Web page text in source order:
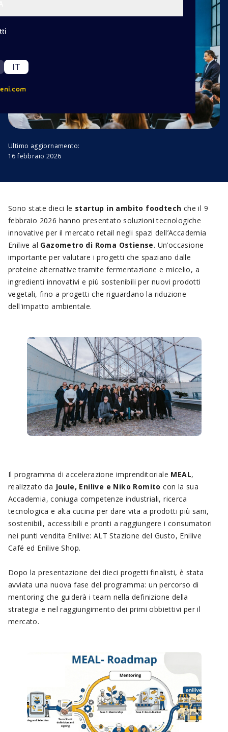
IT
eni.com
Ultimo aggiornamento:
16 febbraio 2026
Sono state dieci le startup in ambito foodtech che il 9
febbraio 2026 hanno presentato soluzioni tecnologiche
innovative per il mercato retail negli spazi dell’Accademia
Enilive al Gazometro di Roma Ostiense. Un’occasione
importante per valutare i progetti che spaziano dalle
proteine ​​alternative tramite fermentazione e micelio, a
ingredienti innovativi e più sostenibili per nuovi prodotti
vegetali, fino a progetti che riguardano la riduzione
dell'impatto ambientale.
Il programma di accelerazione imprenditoriale MEAL,
realizzato da Joule, Enilive e Niko Romito con la sua
Accademia, coniuga competenze industriali, ricerca
tecnologica e alta cucina per dare vita a prodotti più sani,
sostenibili, accessibili e pronti a raggiungere i consumatori
nei punti vendita Enilive: ALT Stazione del Gusto, Enilive
Café ed Enilive Shop.
Dopo la presentazione dei dieci progetti finalisti, è stata
avviata una nuova fase del programma: un percorso di
mentoring che guiderà i team nella definizione della
strategia e nel raggiungimento dei primi obbiettivi per il
mercato.